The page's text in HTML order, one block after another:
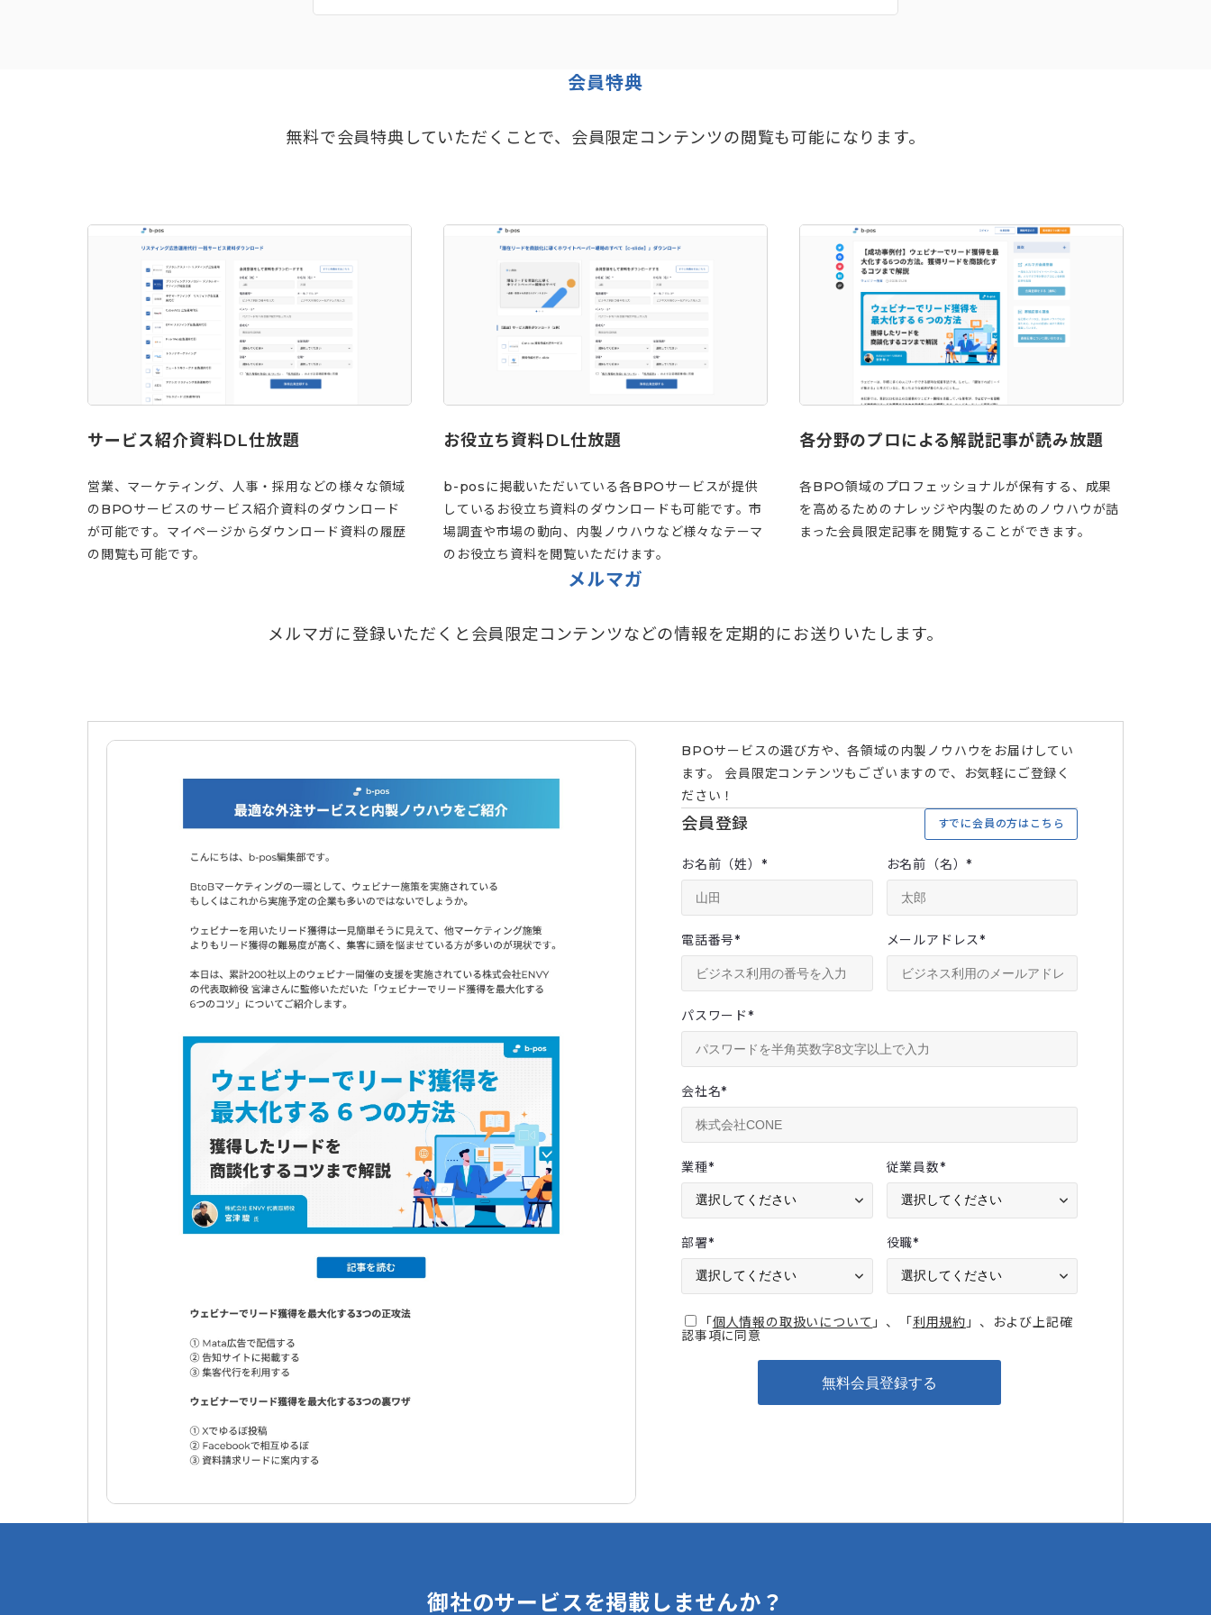
会員特典
無料で会員特典していただくことで、会員限定コンテンツの閲覧も可能になります。
サービス紹介資料DL仕放題
営業、マーケティング、人事・採用などの様々な領域
のBPOサービスのサービス紹介資料のダウンロード
が可能です。マイページからダウンロード資料の履歴
の閲覧も可能です。
お役立ち資料DL仕放題
b-posに掲載いただいている各BPOサービスが提供
しているお役立ち資料のダウンロードも可能です。市
場調査や市場の動向、内製ノウハウなど様々なテーマ
のお役立ち資料を閲覧いただけます。
各分野のプロによる解説記事が読み放題
各BPO領域のプロフェッショナルが保有する、成果
を高めるためのナレッジや内製のためのノウハウが詰
まった会員限定記事を閲覧することができます。
メルマガ
メルマガに登録いただくと会員限定コンテンツなどの情報を定期的にお送りいたします。
BPOサービスの選び方や、各領域の内製ノウハウをお届けしてい
ます。 会員限定コンテンツもございますので、お気軽にご登録く
ださい！
会員登録 すでに会員の方はこちら
お名前（姓） * お名前（名）*
電話番号* メールアドレス*
パスワード*
会社名*
業種* 従業員数*
部署* 役職*
「個人情報の取扱いについて 」、「利用規約 」、および上記確
認事項に同意
御社のサービスを掲載しませんか？